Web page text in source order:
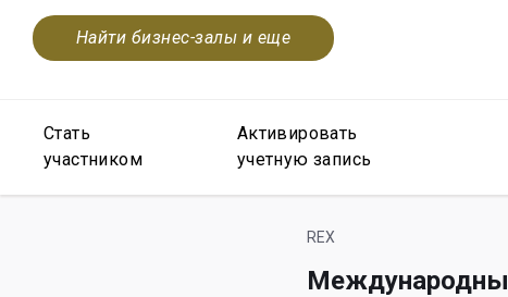
Найти бизнес-залы и еще
Стать
участником
Активировать
учетную запись
REX